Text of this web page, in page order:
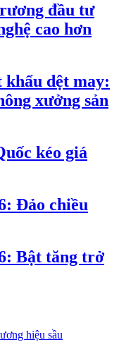
đầu tư
cao hơn
khẩu dệt may:
xưởng sản
kéo giá
Đảo chiều
Bật tăng trở